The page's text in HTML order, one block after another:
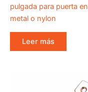
pulgada para puerta en
metal o nylon
Leer más